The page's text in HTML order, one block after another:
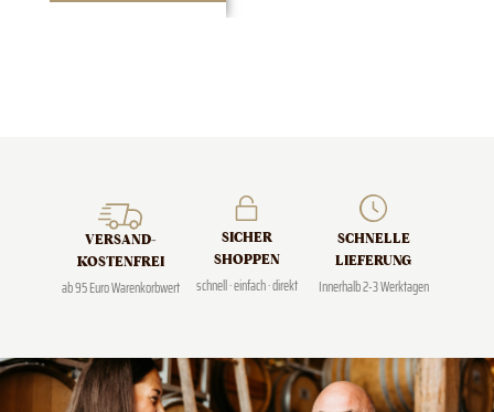
VERSAND­
KOSTENFREI
ab 95 Euro Warenkorbwert
SICHER
SHOPPEN
schnell · einfach · direkt
SCHNELLE
LIEFERUNG
Innerhalb 2-3 Werktagen